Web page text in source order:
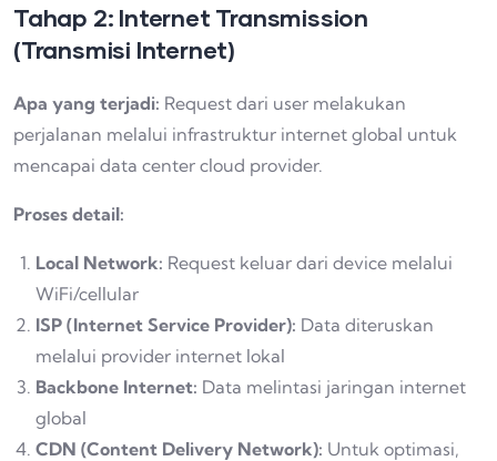
Tahap 2: Internet Transmission
(Transmisi Internet)
Apa yang terjadi: Request dari user melakukan
perjalanan melalui infrastruktur internet global untuk
mencapai data center cloud provider.
Proses detail:
Local Network: Request keluar dari device melalui
WiFi/cellular
ISP (Internet Service Provider): Data diteruskan
melalui provider internet lokal
Backbone Internet: Data melintasi jaringan internet
global
CDN (Content Delivery Network): Untuk optimasi,